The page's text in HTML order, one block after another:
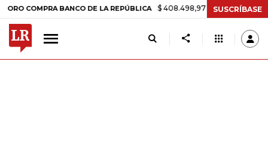
BANCO DE LA REPÚBLICA $ 408.498,97 +$ 8.753,81 +2,19%
SUSCRÍBASE